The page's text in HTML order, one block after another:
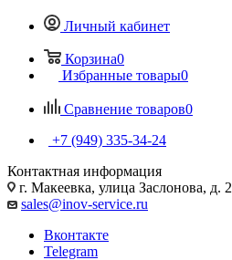
Личный кабинет
Корзина0
Избранные товары0
Сравнение товаров0
+7 (949) 335-34-24
Контактная информация
г. Макеевка, улица Заслонова, д. 2
sales@inov-service.ru
Вконтакте
Telegram